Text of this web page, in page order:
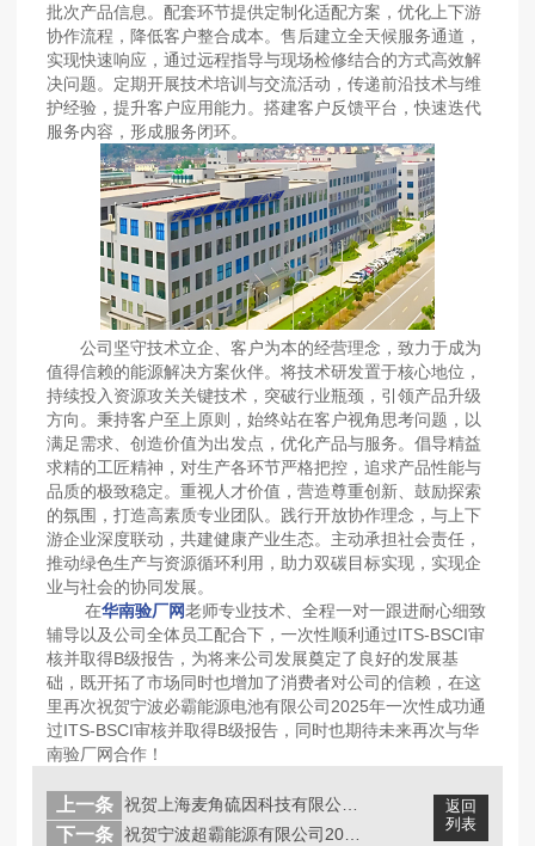
批次产品信息。配套环节提供定制化适配方案，优化上下游
协作流程，降低客户整合成本。售后建立全天候服务通道，
实现快速响应，通过远程指导与现场检修结合的方式高效解
决问题。定期开展技术培训与交流活动，传递前沿技术与维
护经验，提升客户应用能力。搭建客户反馈平台，快速迭代
服务内容，形成服务闭环。
公司坚守技术立企、客户为本的经营理念，致力于成为
值得信赖的能源解决方案伙伴。将技术研发置于核心地位，
持续投入资源攻关关键技术，突破行业瓶颈，引领产品升级
方向。秉持客户至上原则，始终站在客户视角思考问题，以
满足需求、创造价值为出发点，优化产品与服务。倡导精益
求精的工匠精神，对生产各环节严格把控，追求产品性能与
品质的极致稳定。重视人才价值，营造尊重创新、鼓励探索
的氛围，打造高素质专业团队。践行开放协作理念，与上下
游企业深度联动，共建健康产业生态。主动承担社会责任，
推动绿色生产与资源循环利用，助力双碳目标实现，实现企
业与社会的协同发展。
在华南验厂网老师专业技术、全程一对一跟进耐心细致
辅导以及公司全体员工配合下，一次性顺利通过ITS-BSCI审
核并取得B级报告，为将来公司发展奠定了良好的发展基
础，既开拓了市场同时也增加了消费者对公司的信赖，在这
里再次祝贺宁波必霸能源电池有限公司2025年一次性成功通
过ITS-BSCI审核并取得B级报告，同时也期待未来再次与华
南验厂网合作！
返回
列表
上一条
下一条